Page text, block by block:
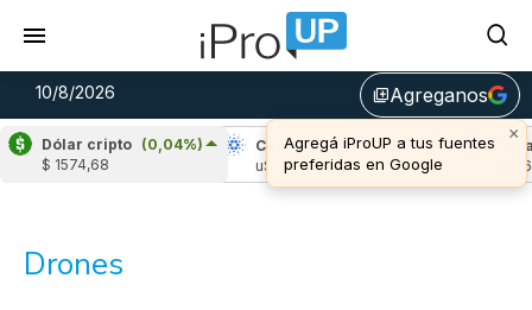
10/8/2026 library_addAgreganos
×
Agregá iProUP a tus fuentes
preferidas en Google
Dólar cripto (0,04%)
$ 1574,68
Ripple
(-0,64%)
u$s 1,03
Cardano (-0,78%)
u$s 0,20
u$s
Drones